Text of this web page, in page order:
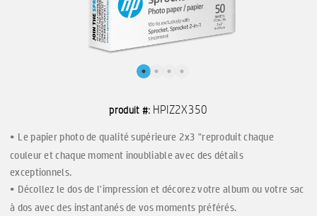
produit #: HPIZ2X350
Le papier photo de qualité supérieure 2x3 "reproduit chaque
couleur et chaque moment inoubliable avec des détails
exceptionnels.
Décollez le dos de l'impression et décorez votre album ou votre sac
à dos avec des instantanés de vos moments préférés.